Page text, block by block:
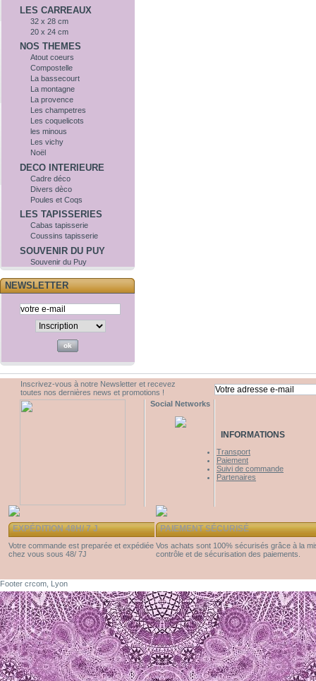
LES CARREAUX
32 x 28 cm
20 x 24 cm
NOS THEMES
Atout coeurs
Compostelle
La bassecourt
La montagne
La provence
Les champetres
Les coquelicots
les minous
Les vichy
Noël
DECO INTERIEURE
Cadre déco
Divers dèco
Poules et Coqs
LES TAPISSERIES
Cabas tapisserie
Coussins tapisserie
SOUVENIR DU PUY
Souvenir du Puy
NEWSLETTER
Inscrivez-vous à notre Newsletter et recevez
toutes nos dernières news et promotions !
Social Networks
INFORMATIONS
Transport
Paiement
Suivi de commande
Partenaires
EXPÉDITION 48H/ 7 J
Votre commande est preparée et expédiée
chez vous sous 48/ 7J
PAIEMENT SÉCURISÉ
Vos achats sont 100% sécurisés grâce à la
contrôle et de sécurisation des paiements.
Footer crcom, Lyon